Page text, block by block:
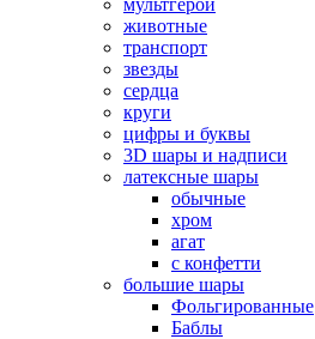
мультгерои
животные
транспорт
звезды
сердца
круги
цифры и буквы
3D шары и надписи
латексные шары
обычные
хром
агат
с конфетти
большие шары
Фольгированные
Баблы